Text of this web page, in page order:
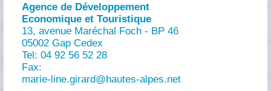
Agence de Développement
Economique et Touristique
13, avenue Maréchal Foch - BP 46
05002 Gap Cedex
Tel: 04 92 56 52 28
Fax:
marie-line.girard@hautes-alpes.net